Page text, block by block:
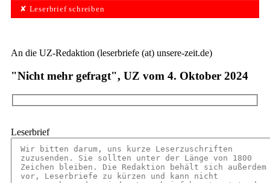
✘ Leserbrief schreiben
An die UZ-Redaktion (leserbriefe (at) unsere-zeit.de)
"Nicht mehr gefragt", UZ vom 4. Oktober 2024
Leserbrief